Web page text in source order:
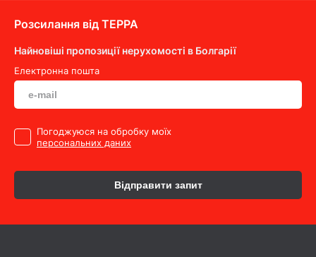
Розсилання від ТEPPA
Найновіші пропозиції нерухомості в Болгарії
Електронна пошта
Погоджуюся на обробку моїх
персональних даних
Відправити запит